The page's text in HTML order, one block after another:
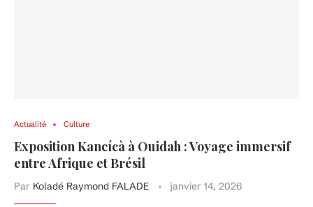
Actualité Culture
Exposition Kancícà à Ouidah : Voyage immersif
entre Afrique et Brésil
Par Koladé Raymond FALADE janvier 14, 2026